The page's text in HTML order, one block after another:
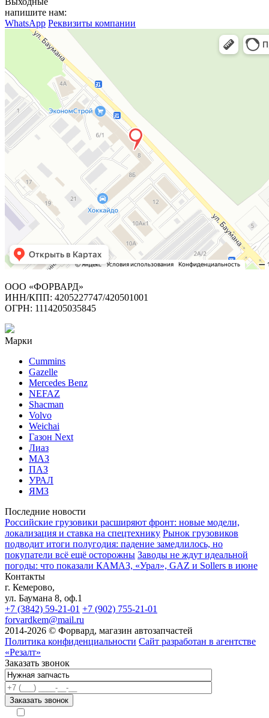
напишите нам:
WhatsApp Реквизиты компании
ООО «ФОРВАРД»
ИНН/КПП: 4205227747/420501001
ОГРН: 1114205035845
Марки
Cummins
Gazelle
Mercedes Benz
NEFAZ
Shacman
Volvo
Weichai
Газон Next
Лиаз
МАЗ
ПАЗ
УРАЛ
ЯМЗ
Последние новости
Российские грузовики расширяют фронт: новые модели,
локализация и ставка на спецтехнику Рынок грузовиков
подводит итоги полугодия: падение замедлилось, но
покупатели всё ещё осторожны Заводы не ждут идеальной
погоды: что показали КАМАЗ, «Урал», GAZ и Sollers в июне
Контакты
г. Кемерово,
ул. Баумана 8, оф.1
+7 (3842) 59-21-01 +7 (902) 755-21-01
forvardkem@mail.ru
2014-2026 © Форвард, магазин автозапчастей
Политика конфиденциальности Сайт разработан в агентстве
«Резалт»
Заказать звонок